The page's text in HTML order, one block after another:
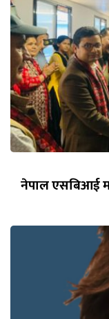
नेपाल एसबिआई